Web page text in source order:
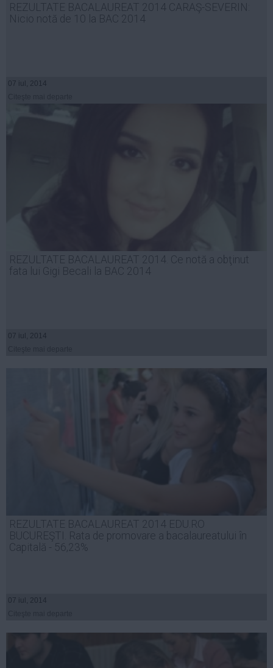
REZULTATE BACALAUREAT 2014 CARAŞ-SEVERIN:
Nicio notă de 10 la BAC 2014
07 iul, 2014
REZULTATE BACALAUREAT 2014. Ce notă a obţinut
fata lui Gigi Becali la BAC 2014
07 iul, 2014
REZULTATE BACALAUREAT 2014 EDU.RO
BUCUREŞTI. Rata de promovare a bacalaureatului în
Capitală - 56,23%
07 iul, 2014